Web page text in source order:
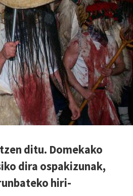
ditu. Domekako
dira ospakizunak,
hiri-